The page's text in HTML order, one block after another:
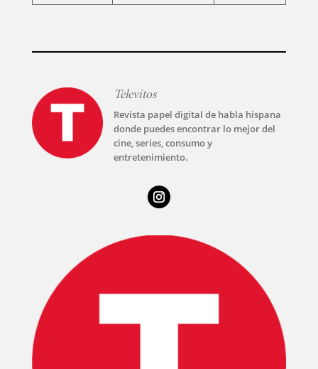
Televitos
Revista papel digital de habla hispana
donde puedes encontrar lo mejor del
cine, series, consumo y
entretenimiento.